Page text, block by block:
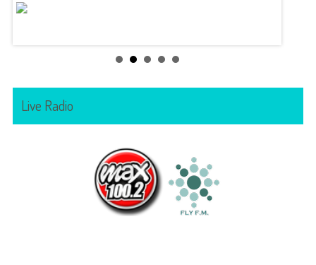
Live Radio